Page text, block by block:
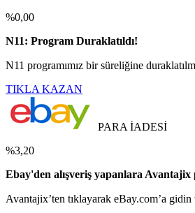
%0,00
N11: Program Duraklatıldı!
N11 programımız bir süreliğine
TIKLA KAZAN
PARA İADESİ
%3,20
Ebay'den alışveriş yapanlara
Avantajix’ten tıklayarak eBay.com’a gidin